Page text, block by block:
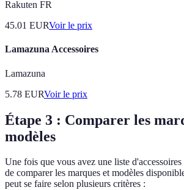
Rakuten FR
45.01 EURVoir le prix
Lamazuna Accessoires
Lamazuna
5.78 EURVoir le prix
Étape 3 : Comparer les
modèles
Une fois que vous avez une liste
de comparer les marques et modèles
peut se faire selon plusieurs critères :